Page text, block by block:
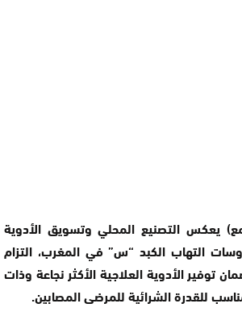
التصنيع المحلي وتسويق الأدوية
التهاب الكبد “س” في المغرب، التزام
توفير الأدوية العلاجية الأكثر نجاعة وذات
للقدرة الشرائية للمرضى المصابين.